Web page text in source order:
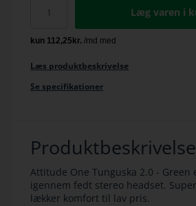
Læg varen i
Læs produktbeskrivelse
Se specifikationer
Produktbeskrivelse
Attitude One Tunguska 2.0 - Green
igennem fedt stereo headset.
lækker komfort til lav pris.